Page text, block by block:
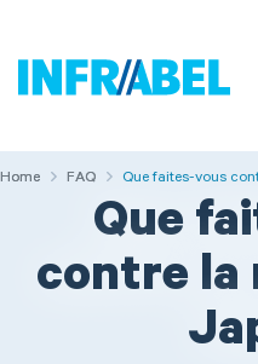
Home
Home FAQ
Home FAQ Que faites-vous
Que
contre la